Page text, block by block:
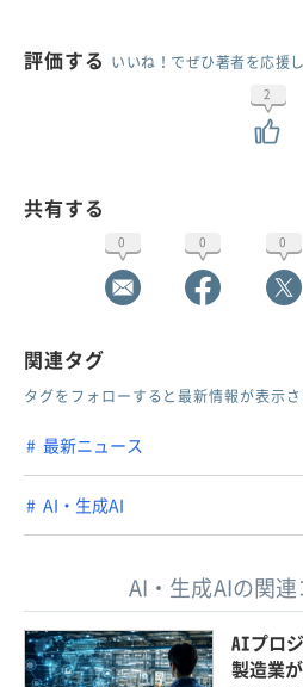
評価する いいね！でぜひ著者を応援
2
共有する
0 0 0
関連タグ
タグをフォローすると最新情報が表示
最新ニュース
AI・生成AI
AI・生成AIの関
AIプロ
製造業